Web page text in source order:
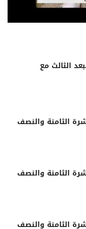
الثالث مع
الثامنة والنصف
الثامنة والنصف
الثامنة والنصف